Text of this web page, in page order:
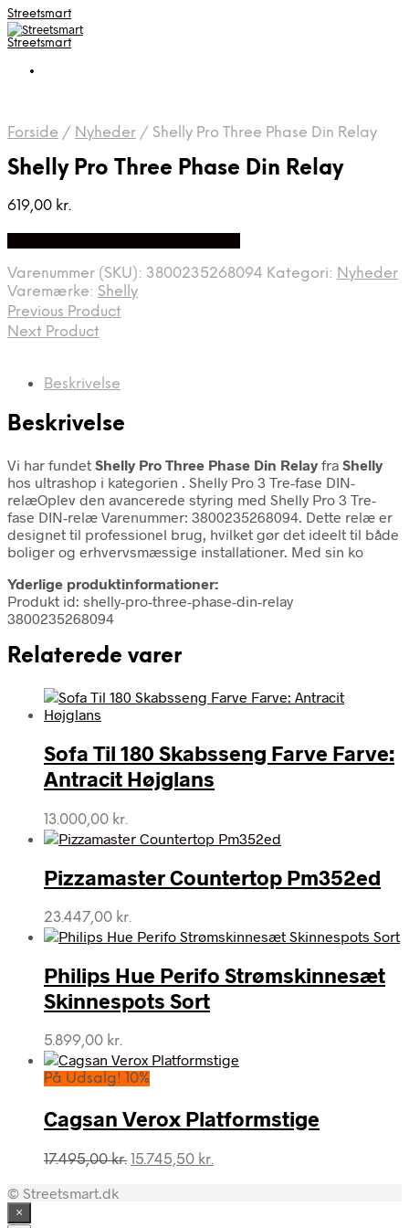
Streetsmart
Streetsmart
Forside / Nyheder / Shelly Pro Three Phase Din Relay
Shelly Pro Three Phase Din Relay
619,00 kr.
Varenummer (SKU): 3800235268094 Kategori: Nyheder
Varemærke: Shelly
Previous Product
Next Product
Beskrivelse
Beskrivelse
Vi har fundet Shelly Pro Three Phase Din Relayfra Shelly
hos ultrashop i kategorien . Shelly Pro 3 Tre-fase DIN-
relæOplev den avancerede styring med Shelly Pro 3 Tre-
fase DIN-relæ Varenummer: 3800235268094. Dette relæ er
designet til professionel brug, hvilket gør det ideelt til både
boliger og erhvervsmæssige installationer. Med sin ko
Yderlige produktinformationer:
Produkt id: shelly-pro-three-phase-din-relay
3800235268094
Relaterede varer
Sofa Til 180 Skabsseng Farve Farve:
Antracit Højglans
13.000,00 kr.
Pizzamaster Countertop Pm352ed
23.447,00 kr.
Philips Hue Perifo Strømskinnesæt
Skinnespots Sort
5.899,00 kr.
På Udsalg! 10%
Cagsan Verox Platformstige
17.495,00kr. Den
15.745,50 kr.
© Streetsmart.dk
×